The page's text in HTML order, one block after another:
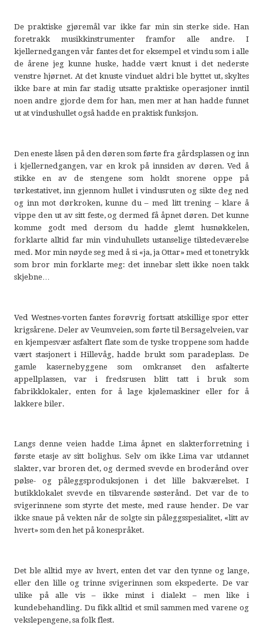
De praktiske gjøremål var ikke far min sin sterke side. Han
foretrakk musikkinstrumenter framfor alle andre. I
kjellernedgangen vår fantes det for eksempel et vindu som i alle
de årene jeg kunne huske, hadde vært knust i det nederste
venstre hjørnet. At det knuste vinduet aldri ble byttet ut, skyltes
ikke bare at min far stadig utsatte praktiske operasjoner inntil
noen andre gjorde dem for han, men mer at han hadde funnet
ut at vindushullet også hadde en praktisk funksjon.
Den eneste låsen på den døren som førte fra gårdsplassen og inn
i kjellernedgangen, var en krok på innsiden av døren. Ved å
stikke en av de stengene som holdt snorene oppe på
tørkestativet, inn gjennom hullet i vindusruten og sikte deg ned
og inn mot dørkroken, kunne du – med litt trening – klare å
vippe den ut av sitt feste, og dermed få åpnet døren. Det kunne
komme godt med dersom du hadde glemt husnøkkelen,
forklarte alltid far min vinduhullets ustanselige tilstedeværelse
med. Mor min nøyde seg med å si «ja, ja Ottar» med et tonetrykk
som bror min forklarte meg: det innebar slett ikke noen takk
skjebne…
Ved Westnes-vorten fantes forøvrig fortsatt atskillige spor etter
krigsårene. Deler av Veumveien, som førte til Bersagelveien, var
en kjempesvær asfaltert flate som de tyske troppene som hadde
vært stasjonert i Hillevåg, hadde brukt som paradeplass. De
gamle kasernebyggene som omkranset den asfalterte
appellplassen, var i fredsrusen blitt tatt i bruk som
fabrikklokaler, enten for å lage kjølemaskiner eller for å
lakkere biler.
Langs denne veien hadde Lima åpnet en slakterforretning i
første etasje av sitt bolighus. Selv om ikke Lima var utdannet
slakter, var broren det, og dermed svevde en broderånd over
pølse- og påleggsproduksjonen i det lille bakværelset. I
butikklokalet svevde en tilsvarende søsterånd. Det var de to
svigerinnene som styrte det meste, med rause hender. De var
ikke snaue på vekten når de solgte sin påleggsspesialitet, «litt av
hvert» som den het på konespråket.
Det ble alltid mye av hvert, enten det var den tynne og lange,
eller den lille og trinne svigerinnen som ekspederte. De var
ulike på alle vis – ikke minst i dialekt – men like i
kundebehandling. Du fikk alltid et smil sammen med varene og
vekslepengene, sa folk flest.